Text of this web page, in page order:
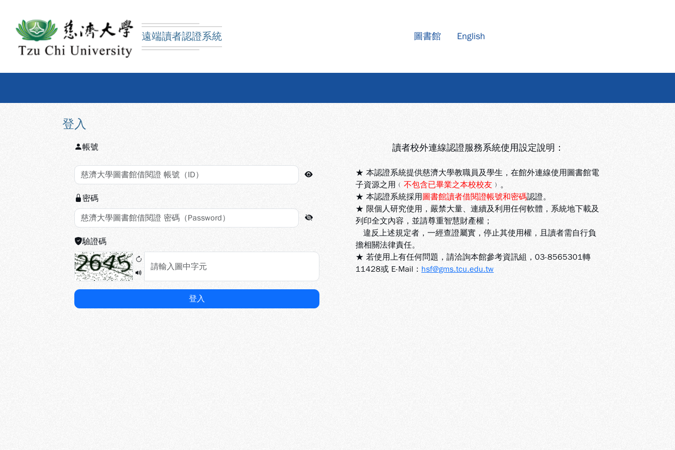
慈濟大學圖書館遠端讀者認證系統
遠端讀者認證系統 圖書館 English
登入
帳號
密碼
驗證碼
登入
讀者校外連線認證服務系統使用設定說明：
★ 本認證系統提供慈濟大學教職員及學生，在館外連線使用圖書館電
子資源之用﹙ 不包含已畢業之本校校友 ﹚。
★ 本認證系統採用圖書館讀者借閱證帳號和密碼認證。
★ 限個人研究使用，嚴禁大量、連續及利用任何軟體，系統地下載及
列印全文內容，並請尊重智慧財產權；
違反上述規定者，一經查證屬實，停止其使用權，且讀者需自行負
擔相關法律責任。
★ 若使用上有任何問題，請洽詢本館參考資訊組，03-8565301轉
11428或 E-Mail： hsf@gms.tcu.edu.tw